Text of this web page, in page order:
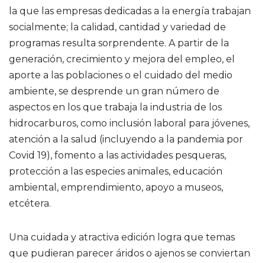
la que las empresas dedicadas a la energía trabajan
socialmente; la calidad, cantidad y variedad de
programas resulta sorprendente. A partir de la
generación, crecimiento y mejora del empleo, el
aporte a las poblaciones o el cuidado del medio
ambiente, se desprende un gran número de
aspectos en los que trabaja la industria de los
hidrocarburos, como inclusión laboral para jóvenes,
atención a la salud (incluyendo a la pandemia por
Covid 19), fomento a las actividades pesqueras,
protección a las especies animales, educación
ambiental, emprendimiento, apoyo a museos,
etcétera.
Una cuidada y atractiva edición logra que temas
que pudieran parecer áridos o ajenos se conviertan